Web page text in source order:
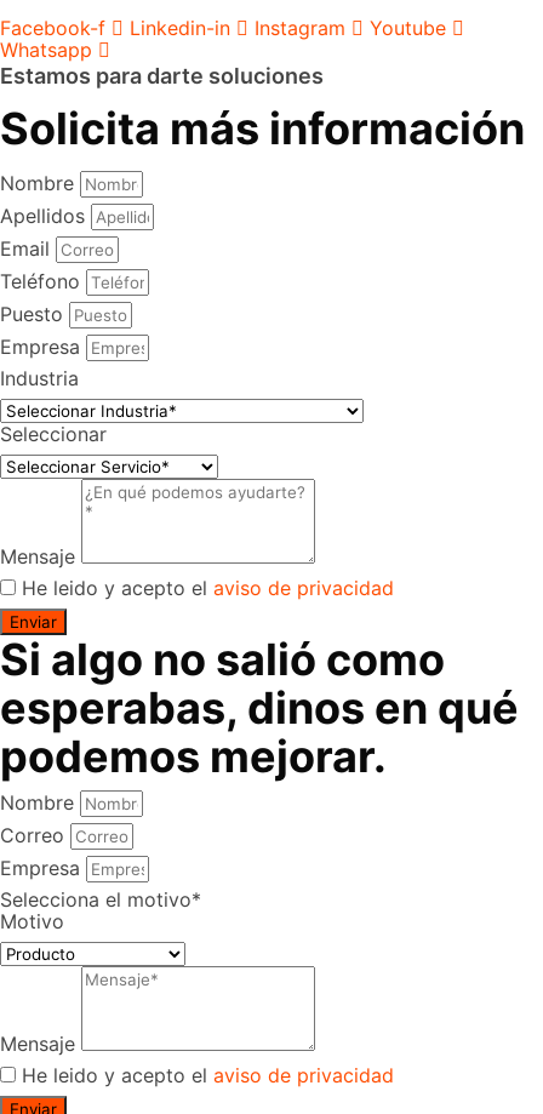
Facebook-f
Linkedin-in Instagram
Youtube
Whatsapp
Estamos para darte soluciones
Solicita más información
Nombre
Apellidos
Email
Teléfono
Puesto
Empresa
Industria
Seleccionar
Mensaje
He leido y acepto el aviso de privacidad
Enviar
Si algo no salió como
esperabas, dinos en qué
podemos mejorar.
Nombre
Correo
Empresa
Selecciona el motivo*
Motivo
Mensaje
He leido y acepto el aviso de privacidad
Enviar